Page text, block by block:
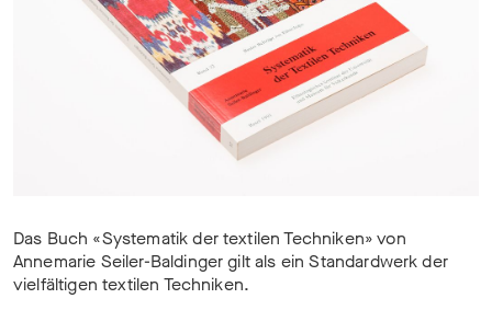
Das Buch «Systematik der textilen Techniken» von
Annemarie Seiler-Baldinger gilt als ein Standardwerk der
vielfältigen textilen Techniken.